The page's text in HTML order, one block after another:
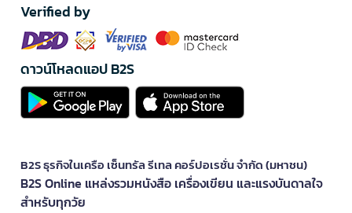
Verified by
ดาวน์โหลดแอป B2S
B2S ธุรกิจในเครือ เซ็นทรัล รีเทล คอร์ปอเรชั่น จำกัด (มหาชน)
B2S Online แหล่งรวมหนังสือ เครื่องเขียน และแรงบันดาลใจ
สำหรับทุกวัย